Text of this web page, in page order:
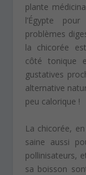
plante
l’Égypte
problèmes
la chicorée
côté tonique
gustatives
alternative
peu calorique !
La chicorée,
saine aussi
pollinisateurs,
sa boisson